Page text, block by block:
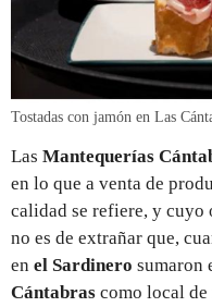
Tostadas con jamón en Las
Las Mantequerías
en lo que a venta de
calidad se refiere, y cuyo
no es de extrañar que,
en el Sardinero sumaron
Cántabras como local de